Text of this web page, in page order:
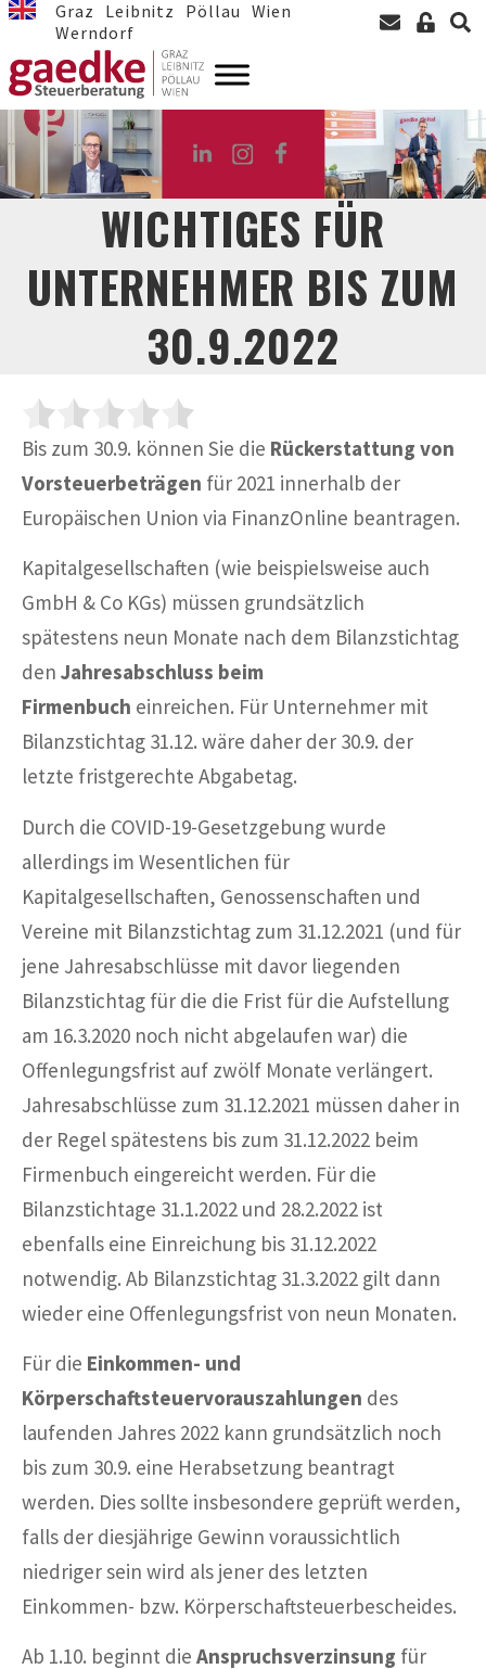
Graz Leibnitz Pöllau Wien
Werndorf
WICHTIGES FÜR
UNTERNEHMER BIS ZUM
30.9.2022
Bis zum 30.9. können Sie die Rückerstattung von
Vorsteuerbeträgen für 2021 innerhalb der
Europäischen Union via FinanzOnline beantragen.
Kapitalgesellschaften (wie beispielsweise auch
GmbH & Co KGs) müssen grundsätzlich
spätestens neun Monate nach dem Bilanzstichtag
den Jahresabschluss beim
Firmenbuch einreichen. Für Unternehmer mit
Bilanzstichtag 31.12. wäre daher der 30.9. der
letzte fristgerechte Abgabetag.
Durch die COVID-19-Gesetzgebung wurde
allerdings im Wesentlichen für
Kapitalgesellschaften, Genossenschaften und
Vereine mit Bilanzstichtag zum 31.12.2021 (und für
jene Jahresabschlüsse mit davor liegenden
Bilanzstichtag für die die Frist für die Aufstellung
am 16.3.2020 noch nicht abgelaufen war) die
Offenlegungsfrist auf zwölf Monate verlängert.
Jahresabschlüsse zum 31.12.2021 müssen daher in
der Regel spätestens bis zum 31.12.2022 beim
Firmenbuch eingereicht werden. Für die
Bilanzstichtage 31.1.2022 und 28.2.2022 ist
ebenfalls eine Einreichung bis 31.12.2022
notwendig. Ab Bilanzstichtag 31.3.2022 gilt dann
wieder eine Offenlegungsfrist von neun Monaten.
Für die Einkommen- und
Körperschaftsteuervorauszahlungen des
laufenden Jahres 2022 kann grundsätzlich noch
bis zum 30.9. eine Herabsetzung beantragt
werden. Dies sollte insbesondere geprüft werden,
falls der diesjährige Gewinn voraussichtlich
niedriger sein wird als jener des letzten
Einkommen- bzw. Körperschaftsteuerbescheides.
Ab 1.10. beginnt die Anspruchsverzinsung für